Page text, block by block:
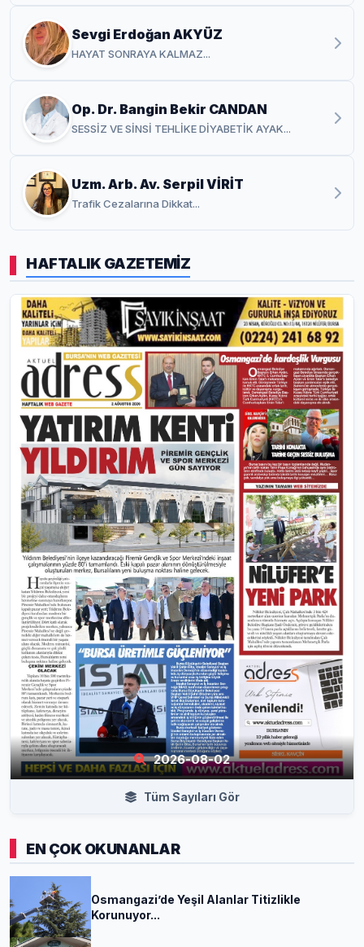
Sevgi Erdoğan AKYÜZ
HAYAT SONRAYA KALMAZ...
Op. Dr. Bangin Bekir CANDAN
SESSİZ VE SİNSİ TEHLİKE DİYABETİK AYAK...
Uzm. Arb. Av. Serpil VİRİT
Trafik Cezalarına Dikkat...
HAFTALIK GAZETEMİZ
2026-08-02
Tüm Sayıları Gör
EN ÇOK OKUNANLAR
Osmangazi’de Yeşil Alanlar Titizlikle
Korunuyor...